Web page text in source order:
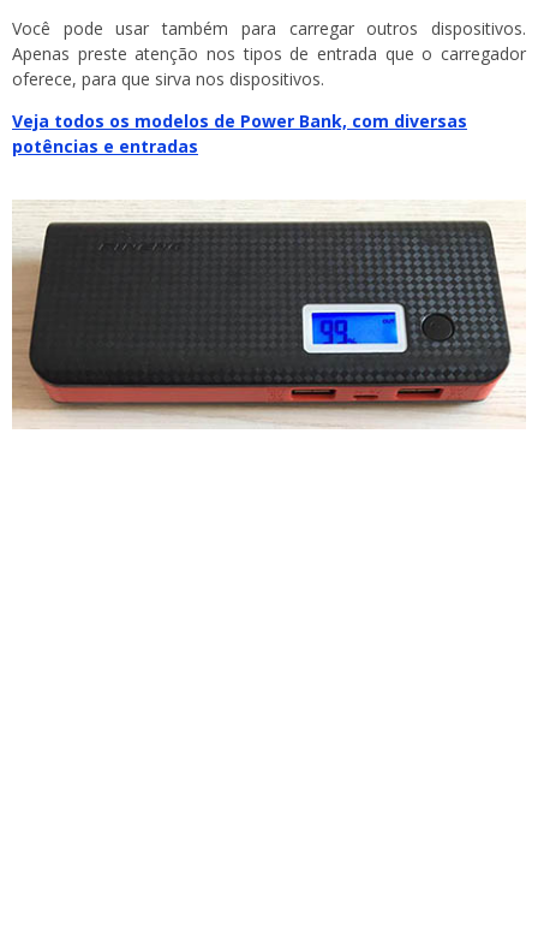
Você pode usar também para carregar outros dispositivos.
Apenas preste atenção nos tipos de entrada que o carregador
oferece, para que sirva nos dispositivos.
Veja todos os modelos de Power Bank, com diversas
potências e entradas